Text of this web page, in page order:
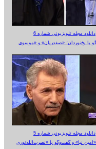
دانلود مجله تلویزیونی شماره 6
دانلود مجله تلویزیونی شماره 5